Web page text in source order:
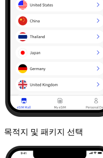
목적지 및 패키지 선택